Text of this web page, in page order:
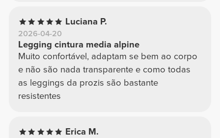
Luciana P.
2026-04-20
Legging cintura media alpine
Muito confortável, adaptam se bem ao corpo
e não são nada transparente e como todas
as leggings da prozis são bastante
resistentes
Erica M.